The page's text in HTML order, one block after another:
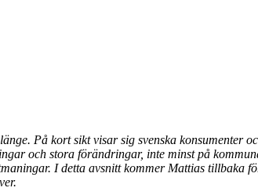
På kort sikt visar sig svenska konsumenter
och stora förändringar, inte minst på
I detta avsnitt kommer Mattias tillbaka